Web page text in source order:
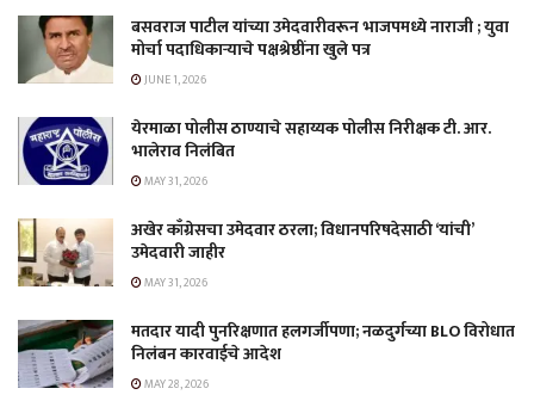
बसवराज पाटील यांच्या उमेदवारीवरून भाजपमध्ये नाराजी ; युवा
मोर्चा पदाधिकाऱ्याचे पक्षश्रेष्ठींना खुले पत्र
JUNE 1, 2026
येरमाळा पोलीस ठाण्याचे सहाय्यक पोलीस निरीक्षक टी. आर.
भालेराव निलंबित
MAY 31, 2026
अखेर काँग्रेसचा उमेदवार ठरला; विधानपरिषदेसाठी ‘यांची’
उमेदवारी जाहीर
MAY 31, 2026
मतदार यादी पुनरिक्षणात हलगर्जीपणा; नळदुर्गच्या BLO विरोधात
निलंबन कारवाईचे आदेश
MAY 28, 2026